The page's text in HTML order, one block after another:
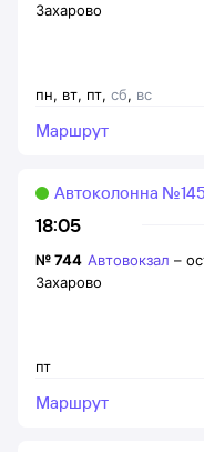
пн, вт, пт, сб, вс
Захарово
Маршрут
18:05
Автоколонна
пт
№744 Автовокзал –
Захарово
Маршрут